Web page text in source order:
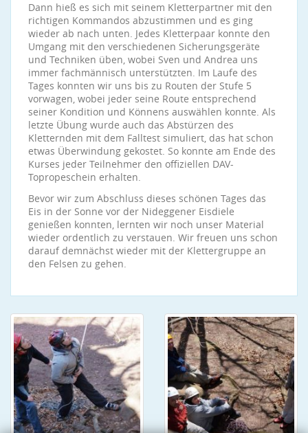
Dann hieß es sich mit seinem Kletterpartner mit den
richtigen Kommandos abzustimmen und es ging
wieder ab nach unten. Jedes Kletterpaar konnte den
Umgang mit den verschiedenen Sicherungsgeräte
und Techniken üben, wobei Sven und Andrea uns
immer fachmännisch unterstützten. Im Laufe des
Tages konnten wir uns bis zu Routen der Stufe 5
vorwagen, wobei jeder seine Route entsprechend
seiner Kondition und Könnens auswählen konnte. Als
letzte Übung wurde auch das Abstürzen des
Kletternden mit dem Falltest simuliert, das hat schon
etwas Überwindung gekostet. So konnte am Ende des
Kurses jeder Teilnehmer den offiziellen DAV-
Topropeschein erhalten.
Bevor wir zum Abschluss dieses schönen Tages das
Eis in der Sonne vor der Nideggener Eisdiele
genießen konnten, lernten wir noch unser Material
wieder ordentlich zu verstauen. Wir freuen uns schon
darauf demnächst wieder mit der Klettergruppe an
den Felsen zu gehen.